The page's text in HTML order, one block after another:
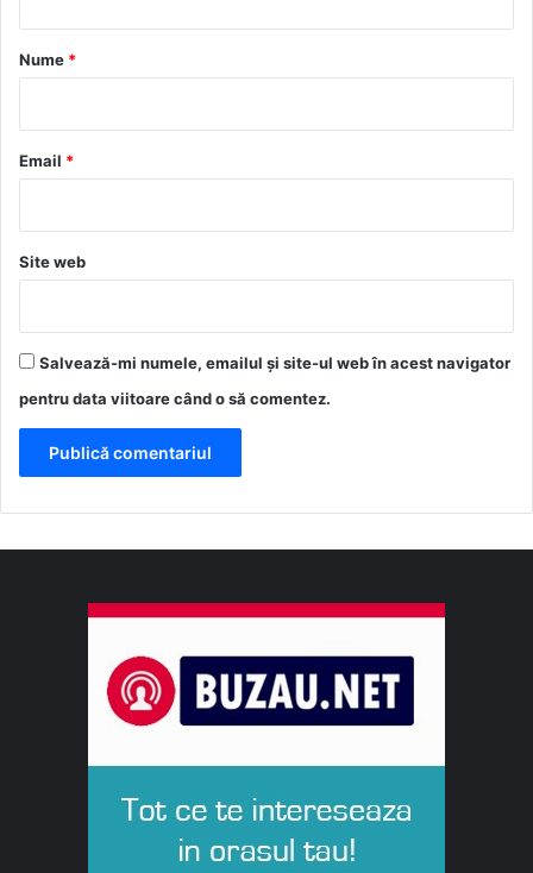
r
*
Nume *
Email *
Site web
Salvează-mi numele, emailul și site-ul web în acest navigator
pentru data viitoare când o să comentez.